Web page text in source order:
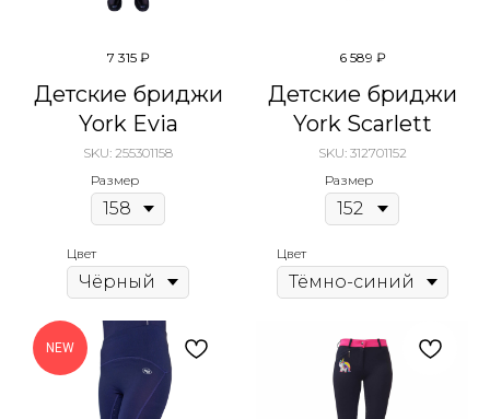
7 315 ₽
Детские бриджи
York Evia
SKU: 255301158
Размер
Цвет
6 589 ₽
Детские бриджи
York Scarlett
SKU: 312701152
Размер
Цвет
NEW